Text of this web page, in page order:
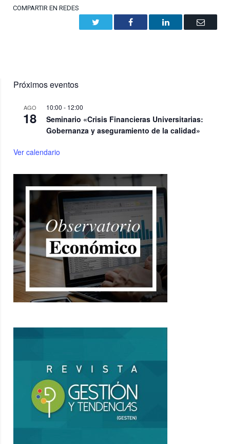
COMPARTIR EN REDES
Facebook LinkedIn Email
Próximos eventos
AGO
18
10:00 - 12:00
Seminario «Crisis Financieras Universitarias:
Gobernanza y aseguramiento de la calidad»
Ver calendario